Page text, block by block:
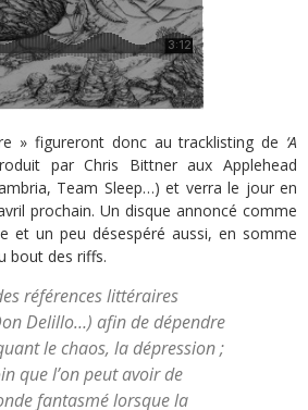
» figureront donc au tracklisting de ‘A
par Chris Bittner aux Applehead
Team Sleep…) et verra le jour en
prochain. Un disque annoncé comme
et un peu désespéré aussi, en somme
bout des riffs.
références littéraires
Delillo…) afin de dépendre
le chaos, la dépression ;
que l’on peut avoir de
fantasmé lorsque la